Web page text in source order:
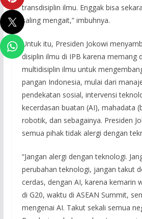
transdisiplin ilmu. Enggak bisa
saling mengait,” imbuhnya.
Untuk itu, Presiden Jokowi
disiplin ilmu di IPB karena memang
multidisiplin ilmu untuk
pangan Indonesia, mulai dari
pendekatan sosial, intervensi
kecerdasan buatan (AI), mahadata
robotik, dan sebagainya. Presiden
semua pihak tidak alergi dengan
“Jangan alergi dengan teknologi.
perubahan teknologi, jangan takut
cerdas, dengan AI, karena kemarin
di G20, waktu di ASEAN Summit,
mengenai AI. Takut sekali semua